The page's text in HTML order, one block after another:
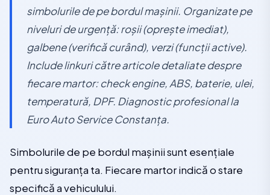
simbolurile de pe bordul mașinii. Organizate pe
niveluri de urgență: roșii (oprește imediat),
galbene (verifică curând), verzi (funcții active).
Include linkuri către articole detaliate despre
fiecare martor: check engine, ABS, baterie, ulei,
temperatură, DPF. Diagnostic profesional la
Euro Auto Service Constanța.
Simbolurile de pe bordul mașinii sunt esențiale
pentru siguranța ta. Fiecare martor indică o stare
specifică a vehiculului.